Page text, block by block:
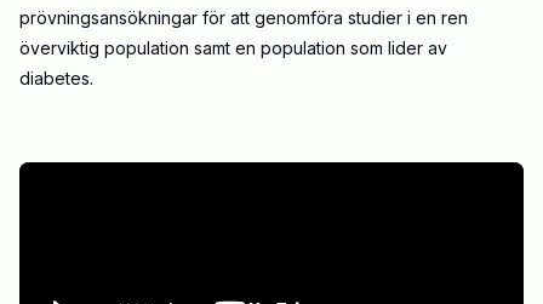
prövningsansökningar för att genomföra studier i en ren
överviktig population samt en population som lider av
diabetes.